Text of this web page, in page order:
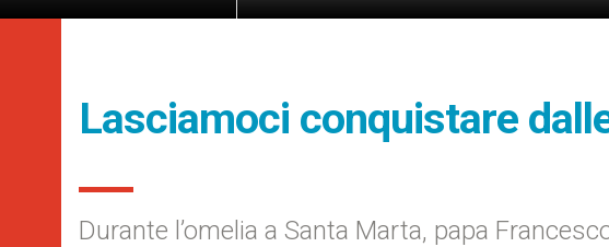
Lasciamoci conquistare
Durante l’omelia a Santa Marta, papa